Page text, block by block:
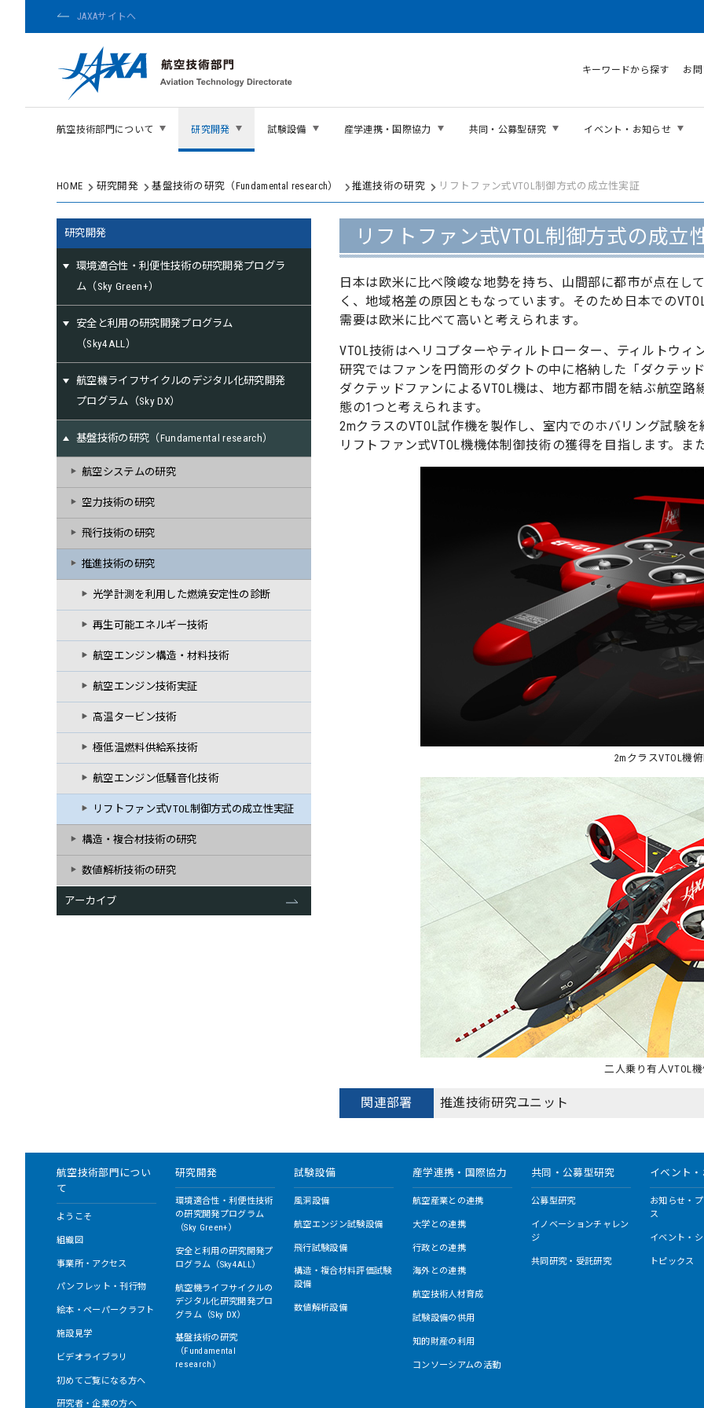
JAXAサイトへ
キーワードから探す お
航空技術部門について 研究開発 試験設備 産学連携・国際協力 共同・公募型研究 イベント・お知らせ
HOME 研究開発 基盤技術の研究（Fundamental research） 推進技術の研究 リフトファン式VTOL制御方式の成立性実証
リフトファン式VTOL制御方式の成立
日本は欧米に比べ険峻な地勢を持ち、山間部に都市が点在し
く、地域格差の原因ともなっています。そのため日本での
需要は欧米に比べて高いと考えられます。
VTOL技術はヘリコプターやティルトローター、ティルトウ
研究ではファンを円筒形のダクトの中に格納した「ダクテッ
ダクテッドファンによるVTOL機は、地方都市間を結ぶ航空
態の1つと考えられます。
2mクラスのVTOL試作機を製作し、室内でのホバリング試験
リフトファン式VTOL機機体制御技術の獲得を目指します。
2mクラスVTOL機
二人乗り有人VTOL
関連部署 推進技術研究ユニット
研究開発
環境適合性・利便性技術の研究開発プログラ
ム（Sky Green+）
安全と利用の研究開発プログラム
（Sky4ALL）
航空機ライフサイクルのデジタル化研究開発
プログラム（Sky DX）
基盤技術の研究（Fundamental research）
航空システムの研究
空力技術の研究
飛行技術の研究
推進技術の研究
光学計測を利用した燃焼安定性の診断
再生可能エネルギー技術
航空エンジン構造・材料技術
航空エンジン技術実証
高温タービン技術
極低温燃料供給系技術
航空エンジン低騒音化技術
リフトファン式VTOL制御方式の成立性実証
構造・複合材技術の研究
数値解析技術の研究
アーカイブ
航空技術部門につい
て
ようこそ
組織図
事業所・アクセス
パンフレット・刊行物
絵本・ペーパークラフト
施設見学
ビデオライブラリ
初めてご覧になる方へ
研究者・企業の方へ
研究開発
環境適合性・利便性技術
の研究開発プログラム
（Sky Green+）
安全と利用の研究開発プ
ログラム（Sky4ALL）
航空機ライフサイクルの
デジタル化研究開発プロ
グラム（Sky DX）
基盤技術の研究
（Fundamental
research）
試験設備
風洞設備
航空エンジン試験設備
飛行試験設備
構造・複合材料評価試験
設備
数値解析設備
産学連携・国際協力
航空産業との連携
大学との連携
行政との連携
海外との連携
航空技術人材育成
試験設備の供用
知的財産の利用
コンソーシアムの活動
共同・公募型研究
公募型研究
イノベーションチャレン
ジ
共同研究・受託研究
イベント
お知らせ・
ス
イベント・
トピックス